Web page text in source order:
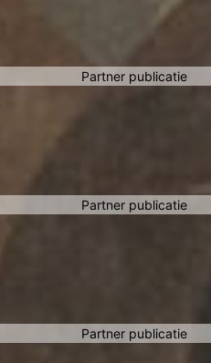
Partner publicatie
Partner publicatie
Partner publicatie